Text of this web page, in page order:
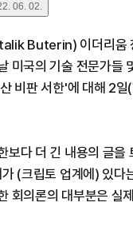
06. 02.
Buterin) 이더리움
미국의 기술 전문가들
비판 서한'에 대해 2일
보다 더 긴 내용의 글을
(크립토 업계에) 있다
회의론의 대부분은 실